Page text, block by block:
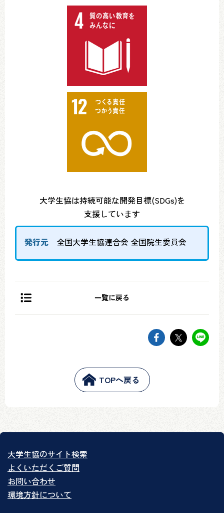
大学生協は持続可能な開発目標(SDGs)を
支援しています
発行元 全国大学生協連合会 全国院生委員会
一覧に戻る
facebookで
twitterで
TOPへ戻る
大学生協のサイト検索
よくいただくご質問
お問い合わせ
環境方針について